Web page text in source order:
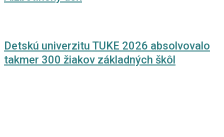
Detskú univerzitu TUKE 2026 absolvovalo
takmer 300 žiakov základných škôl